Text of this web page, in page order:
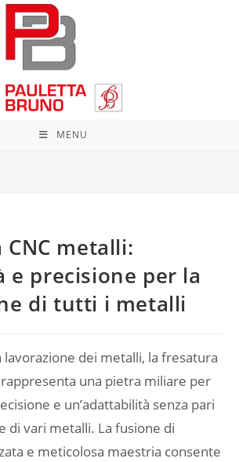
MENU
metalli:
e precisione per la
di tutti i metalli
lavorazione dei metalli, la fresatura
una pietra miliare per
e un’adattabilità senza pari
di vari metalli. La fusione di
e meticolosa maestria consente